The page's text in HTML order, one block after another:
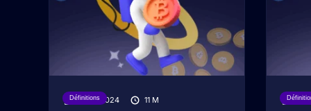
Définitions
01/12/2024 11 M 01/